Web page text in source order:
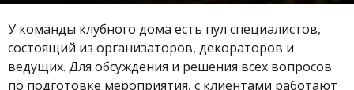
У команды клубного дома есть пул специалистов,
состоящий из организаторов, декораторов и
ведущих. Для обсуждения и решения всех вопросов
по подготовке мероприятия, с клиентами работают